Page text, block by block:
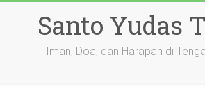
Santo Yudas
Iman, Doa, dan Harapan di